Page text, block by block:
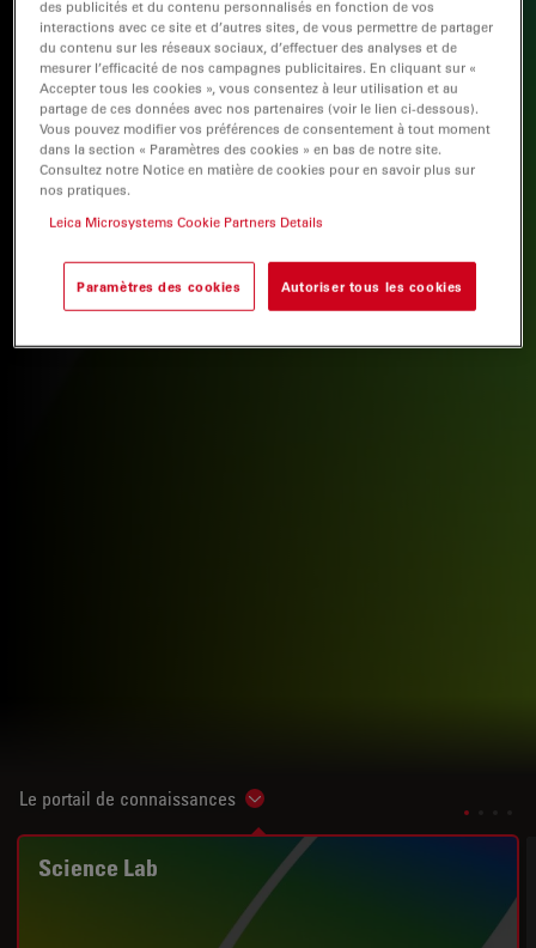
Le portail de connaissances Show subnavigation
Science Lab
des publicités et du contenu personnalisés en fonction de vos
interactions avec ce site et d’autres sites, de vous permettre de partager
du contenu sur les réseaux sociaux, d’effectuer des analyses et de
mesurer l’efficacité de nos campagnes publicitaires. En cliquant sur «
Accepter tous les cookies », vous consentez à leur utilisation et au
partage de ces données avec nos partenaires (voir le lien ci-dessous).
Vous pouvez modifier vos préférences de consentement à tout moment
dans la section « Paramètres des cookies » en bas de notre site.
Consultez notre Notice en matière de cookies pour en savoir plus sur
nos pratiques.
Leica Microsystems Cookie Partners Details
Paramètres des cookies Autoriser tous les cookies